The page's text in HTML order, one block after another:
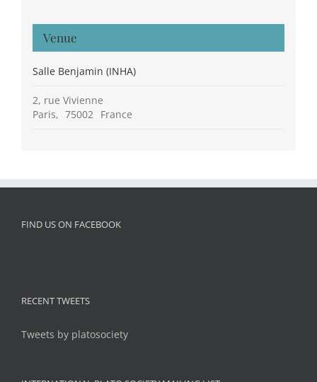
Venue
Salle Benjamin (INHA)
2, rue Vivienne
Paris, 75002 France
FIND US ON FACEBOOK
RECENT TWEETS
Tweets by platosociety